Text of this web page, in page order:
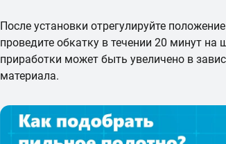
После установки отрегулируйте
проведите обкатку в течении 20 минут
приработки может быть увеличено в
материала.